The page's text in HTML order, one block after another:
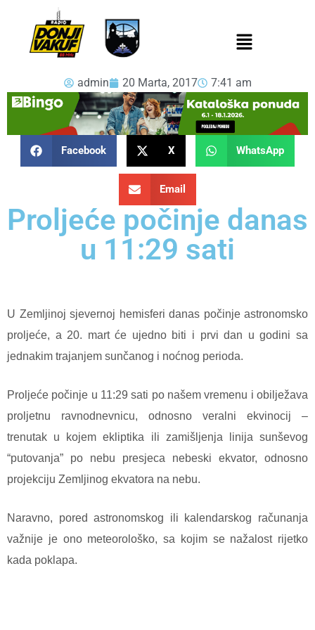
admin 20 Marta, 2017 7:41 am
Facebook X WhatsApp
Email
Proljeće počinje danas
u 11:29 sati
U Zemljinoj sjevernoj hemisferi danas počinje astronomsko
proljeće, a 20. mart će ujedno biti i prvi dan u godini sa
jednakim trajanjem sunčanog i noćnog perioda.
Proljeće počinje u 11:29 sati po našem vremenu i obilježava
proljetnu ravnodnevnicu, odnosno veralni ekvinocij –
trenutak u kojem ekliptika ili zamišljenja linija sunševog
“putovanja” po nebu presjeca nebeski ekvator, odnosno
projekciju Zemljinog ekvatora na nebu.
Naravno, pored astronomskog ili kalendarskog računanja
važnije je ono meteorološko, sa kojim se nažalost rijetko
kada poklapa.